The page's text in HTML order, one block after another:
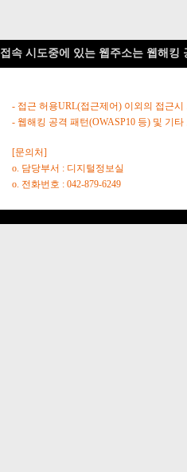
접속 시도중에 있는 웹주소는 웹해킹
- 접근 허용URL(접근제어) 이외의 접근시
- 웹해킹 공격 패턴(OWASP10 등) 및 기
[문의처]
o. 담당부서 : 디지털정보실
o. 전화번호 : 042-879-6249